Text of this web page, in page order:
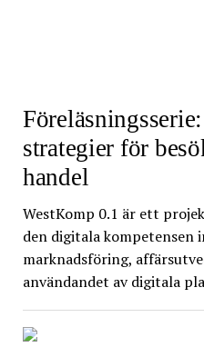
strategier för
handel
WestKomp 0.1 är ett
den digitala kompetensen
marknadsföring,
användandet av digitala